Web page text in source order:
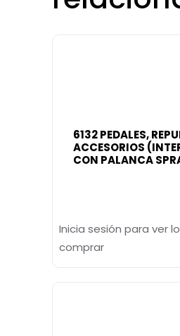
6132 PEDALES,
ACCESORIOS
CON PALANCA
Inicia sesión para ver
comprar